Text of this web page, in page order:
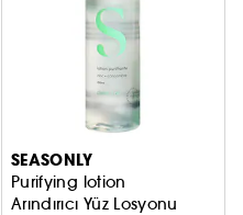
Tonik %100 Doğal
SEASONLY
Purifying lotion
Arındırıcı Yüz Losyonu